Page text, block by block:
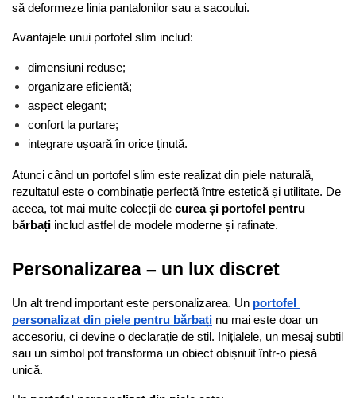
să deformeze linia pantalonilor sau a sacoului.
Avantajele unui portofel slim includ:
dimensiuni reduse;
organizare eficientă;
aspect elegant;
confort la purtare;
integrare ușoară în orice ținută.
Atunci când un portofel slim este realizat din piele naturală,
rezultatul este o combinație perfectă între estetică și utilitate. De
aceea, tot mai multe colecții de curea și portofel pentru
bărbați includ astfel de modele moderne și rafinate.
Personalizarea – un lux discret
Un alt trend important este personalizarea. Un portofel
personalizat din piele pentru bărbați nu mai este doar un
accesoriu, ci devine o declarație de stil. Inițialele, un mesaj subtil
sau un simbol pot transforma un obiect obișnuit într-o piesă
unică.